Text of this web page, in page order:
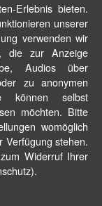
Erlebnis bieten.
unserer
verwenden wir
die zur Anzeige
Audios über
zu anonymen
können selbst
möchten. Bitte
womöglich
Verfügung stehen.
Widerruf Ihrer